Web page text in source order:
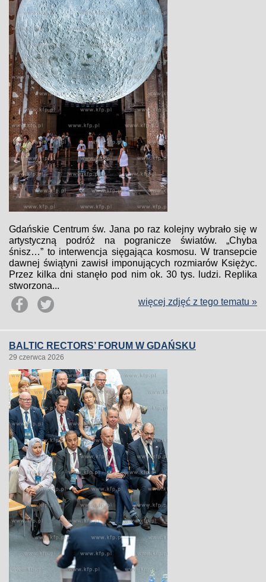
Gdańskie Centrum św. Jana po raz kolejny wybrało się w
artystyczną podróż na pogranicze światów. „Chyba
śnisz…” to interwencja sięgająca kosmosu. W transepcie
dawnej świątyni zawisł imponujących rozmiarów Księżyc.
Przez kilka dni stanęło pod nim ok. 30 tys. ludzi. Replika
stworzona...
więcej zdjęć z tego tematu »
BALTIC RECTORS’ FORUM W GDAŃSKU
29 czerwca 2026